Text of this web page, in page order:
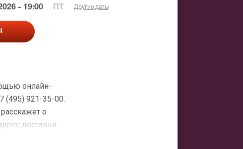
- 19:00 Другие даты
онлайн-
(495) 921-35-00.
о
доставки.